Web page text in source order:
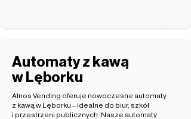
Automaty z kawą
w Lęborku
Alnos Vending oferuje nowoczesne automaty
z kawą w Lęborku – idealne do biur, szkół
i przestrzeni publicznych. Nasze automaty